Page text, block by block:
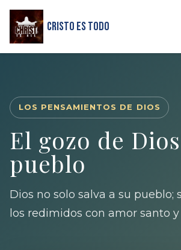
Cristo Es Todo
LOS PENSAMIENTOS DE DIOS
El gozo de
pueblo
Dios no solo salva a su pueblo;
los redimidos con amor santo y